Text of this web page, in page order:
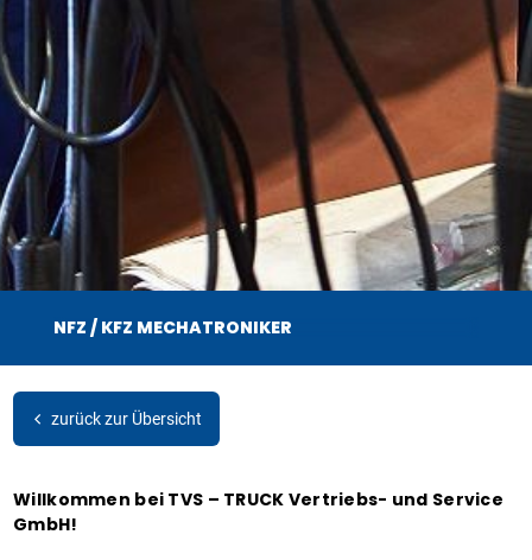
NFZ / KFZ MECHATRONIKER
zurück zur Übersicht
Willkommen bei TVS – TRUCK Vertriebs- und Service
GmbH!